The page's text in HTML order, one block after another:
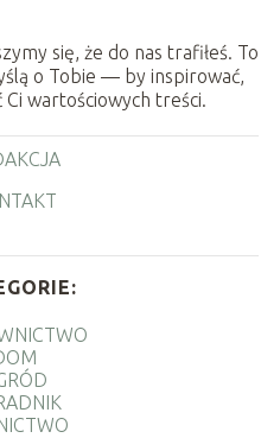
się, że do nas trafiłeś. To
o Tobie — by inspirować,
wartościowych treści.